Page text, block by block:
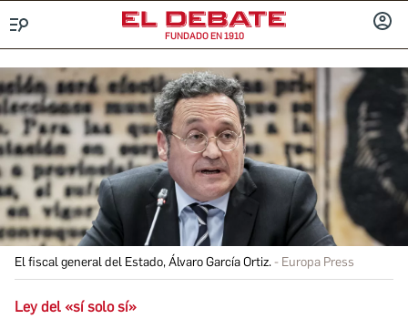
FUNDADO EN 1910
El fiscal general del Estado, Álvaro García Ortiz. Europa Press
Ley del «sí solo sí»